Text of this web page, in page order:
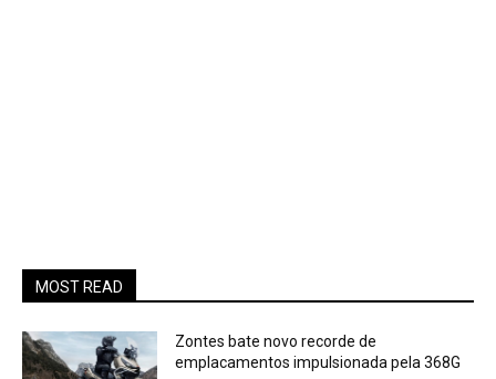
MOST READ
Zontes bate novo recorde de
emplacamentos impulsionada pela 368G